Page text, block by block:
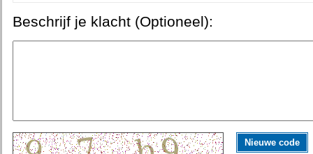
Beschrijf je klacht (Optioneel):
Nieuwe code